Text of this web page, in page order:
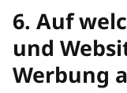
6. Auf
und
Werbung